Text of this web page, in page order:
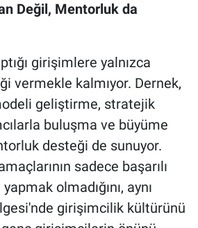
Değil, Mentorluk da
girişimlere yalnızca
vermekle kalmıyor. Dernek,
geliştirme, stratejik
buluşma ve büyüme
desteği de sunuyor.
sadece başarılı
olmadığını, aynı
girişimcilik kültürünü